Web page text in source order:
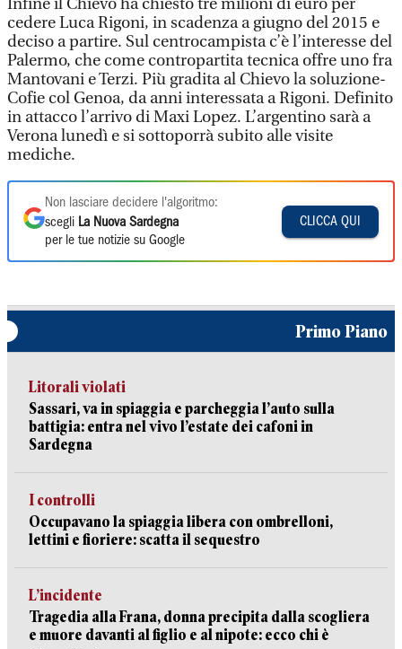
Infine il Chievo ha chiesto tre milioni di euro per
cedere Luca Rigoni, in scadenza a giugno del 2015 e
deciso a partire. Sul centrocampista c’è l’interesse del
Palermo, che come contropartita tecnica offre uno fra
Mantovani e Terzi. Più gradita al Chievo la soluzione-
Cofie col Genoa, da anni interessata a Rigoni. Definito
in attacco l’arrivo di Maxi Lopez. L’argentino sarà a
Verona lunedì e si sottoporrà subito alle visite
mediche.
Non lasciare decidere l'algoritmo:
scegli La Nuova Sardegna
per le tue notizie su Google
CLICCA QUI
Primo Piano
Litorali violati
Sassari, va in spiaggia e parcheggia l’auto sulla
battigia: entra nel vivo l’estate dei cafoni in
Sardegna
I controlli
Occupavano la spiaggia libera con ombrelloni,
lettini e fioriere: scatta il sequestro
L’incidente
Tragedia alla Frana, donna precipita dalla scogliera
e muore davanti al figlio e al nipote: ecco chi è